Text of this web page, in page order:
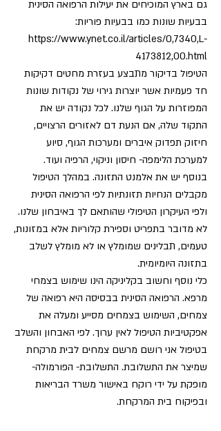
גם בארץ המוכיחים את יעילות הרפואה הסינית
בבעיות שונות כמו בבעיות פוריות:
https://www.ynet.co.il/articles/0,7340,L-
4173812,00.html
הטיפול בדיקור מתבצע בעזרת מחטים דקיקות
חד פעמיות אשר יוצרות גירוי של נקודות שונות
המפוזרות על הגוף שלנו. לכל נקודה יש את
התקוד שלה, אם הנעת דם לאזורים הרצויים,
חיזוק תפדוק איברים ומערכות הגוף, סיוע
למערכת הלימפה- חיסון וניקוי, הרפיה ועוד.
בנוסף יש את אלמנט התזונה. במהלך הטיפול
מקבלים הנחיות תזונתיות לפי הרפואה הסינית
ולפי העיקרון הטיפולי שהותאם לך באיבחון שלנו.
לא מדובר בתפריט וספירת קלוריות אלא במזונות,
טעמים, תבלינים שמומלץ או לא מומלץ לשלב
בתזונה היומיומית.
כלי נוסף וחשוב בקליניקה הינו שימוש בצמחי
מרפא. הרפואה הסינית בבסיסה היא רפואה של
צמחים, השימוש בצמחים מסייע ומעלה את
אפקטיביות הטיפול לאין ערוך. לפי האבחון והשלב
בטיפול אני רושם מרשם צמחים לבית מרקחת
שמיצר את התשלובת. התשלובת- הפורמולה-
מופקת על ידי רוקח באישור משרד הבריאות
ובפיקוח בית המרקחת.